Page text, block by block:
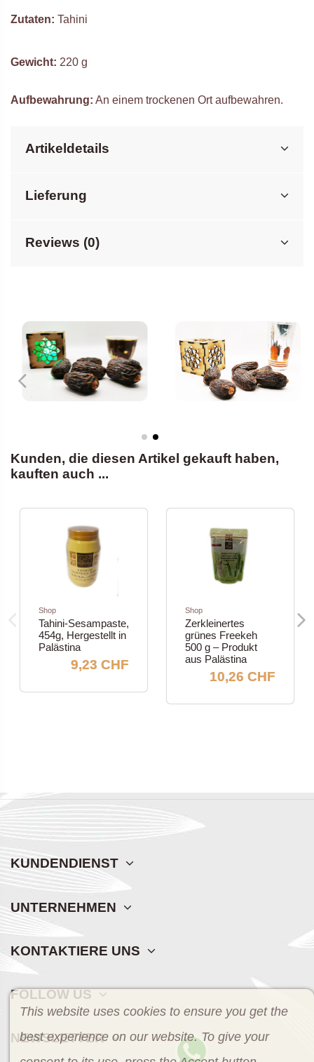
Zutaten: Tahini
Gewicht: 220 g
Aufbewahrung: An einem trockenen Ort aufbewahren.
Artikeldetails
Lieferung
Reviews (0)
Kunden, die diesen Artikel gekauft haben,
kauften auch ...
Shop
Tahini-Sesampaste,
454g, Hergestellt in
Palästina
9,23 CHF
Shop
Zerkleinertes
grünes Freekeh
500 g – Produkt
aus Palästina
10,26 CHF
KUNDENDIENST
UNTERNEHMEN
KONTAKTIERE UNS
FOLLOW US
NEWSLETTER
This website uses cookies to ensure you get the
best experience on our website. To give your